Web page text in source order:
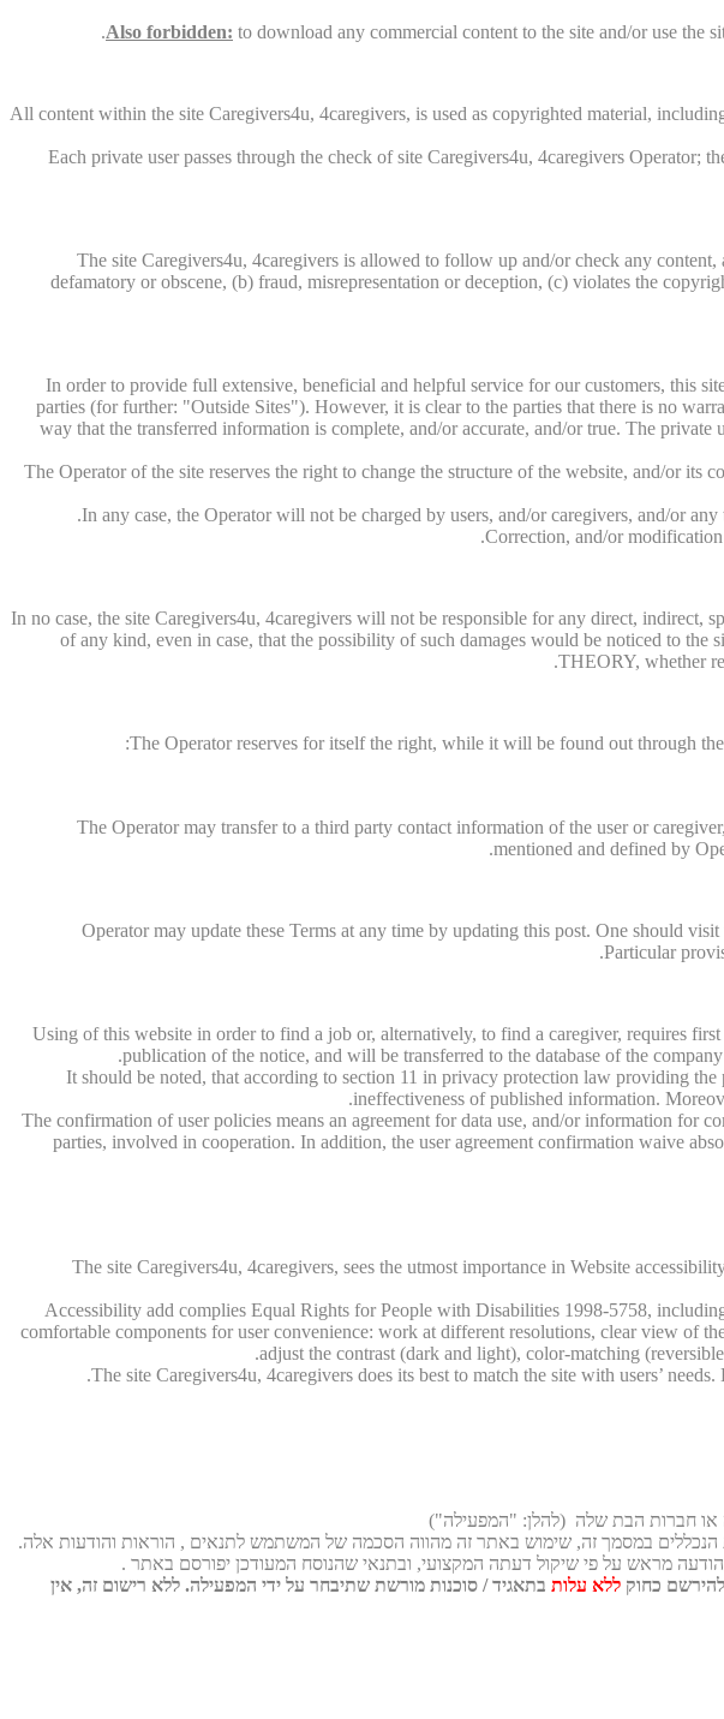
Also forbidden: to download any commercial content to the site and/or use the
All content within the site Caregivers4u, 4caregivers, is used as copyrighted material,
Each private user passes through the check of site Caregivers4u, 4caregivers Operator;
The site Caregivers4u, 4caregivers is allowed to follow up and/or check any
defamatory or obscene, (b) fraud, misrepresentation or deception, (c) violates the
In order to provide full extensive, beneficial and helpful service for our customers, this
parties (for further: "Outside Sites"). However, it is clear to the parties that there is no
way that the transferred information is complete, and/or accurate, and/or true. The
The Operator of the site reserves the right to change the structure of the website, and/or
In any case, the Operator will not be charged by users, and/or caregivers, and/or
Correction, and/or
In no case, the site Caregivers4u, 4caregivers will not be responsible for any direct, indirect,
of any kind, even in case, that the possibility of such damages would be noticed to
THEORY, whether
The Operator reserves for itself the right, while it will be found out through
The Operator may transfer to a third party contact information of the user or
mentioned and defined by
Operator may update these Terms at any time by updating this post. One should
Particular
Using of this website in order to find a job or, alternatively, to find a caregiver, requires
publication of the notice, and will be transferred to the database of the
It should be noted, that according to section 11 in privacy protection law providing
ineffectiveness of published information.
The confirmation of user policies means an agreement for data use, and/or information for
parties, involved in cooperation. In addition, the user agreement confirmation waive
The site Caregivers4u, 4caregivers, sees the utmost importance in Website
Accessibility add complies Equal Rights for People with Disabilities 1998-5758,
comfortable components for user convenience: work at different resolutions, clear view of
adjust the contrast (dark and light), color-matching
The site Caregivers4u, 4caregivers does its best to match the site with users’
מראש על פי שיקול דעתה המקצועי, ובתנאי שהנוסח המעודכן יפורסם באתר .
כחוק ללא עלות בתאגיד / סוכנות מורשת שתיבחר על ידי המפעילה. ללא רישום זה, אין